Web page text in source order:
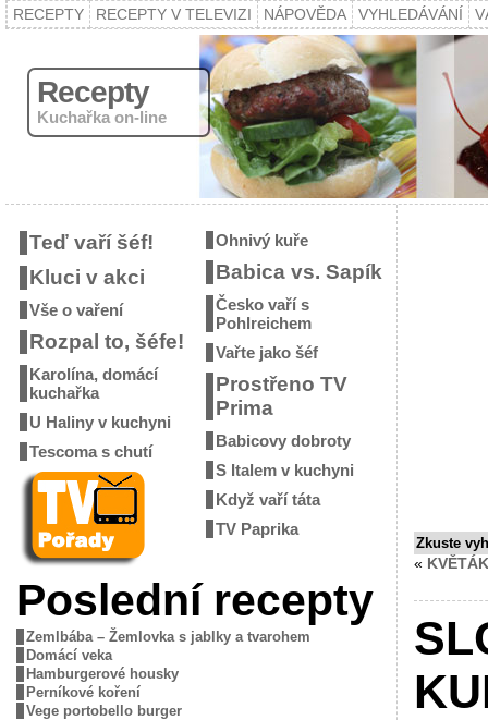
RECEPTY RECEPTY V TELEVIZI NÁPOVĚDA VYHLEDÁVÁNÍ
Recepty
Kuchařka on-line
Teď vaří šéf!
Kluci v akci
Vše o vaření
Rozpal to, šéfe!
Karolína, domácí
kuchařka
U Haliny v kuchyni
Tescoma s chutí
Ohnivý kuře
Babica vs. Sapík
Česko vaří s
Pohlreichem
Vařte jako šéf
Prostřeno TV
Prima
Babicovy dobroty
S Italem v kuchyni
Když vaří táta
TV Paprika
Poslední recepty
Zemlbába – Žemlovka s jablky a tvarohem
Domácí veka
Hamburgerové housky
Perníkové koření
Vege portobello burger
Zkuste
«